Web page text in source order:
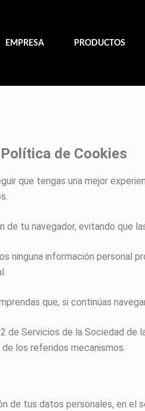
EMPRESA PRODUCTOS
Política de Cookies
que tengas una mejor
tu navegador, evitando que
ninguna información personal
que, si continúas
Servicios de la Sociedad de
los referidos mecanismos.
de tus datos personales, en